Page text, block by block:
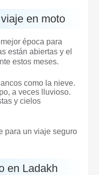
en moto
época para
están abiertas y el
estos meses.
como la nieve.
a veces lluvioso.
y cielos
para un viaje seguro
en Ladakh